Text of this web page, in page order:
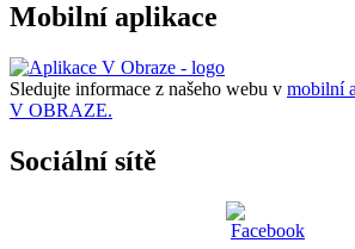
Mobilní aplikace
Sledujte informace z našeho webu v mobilní
V OBRAZE.
Sociální sítě